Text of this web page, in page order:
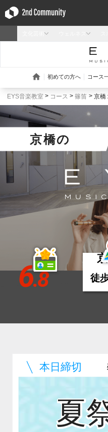
EYS音楽教室 コース 篠笛 京橋
京橋の
6.8 徒
夏